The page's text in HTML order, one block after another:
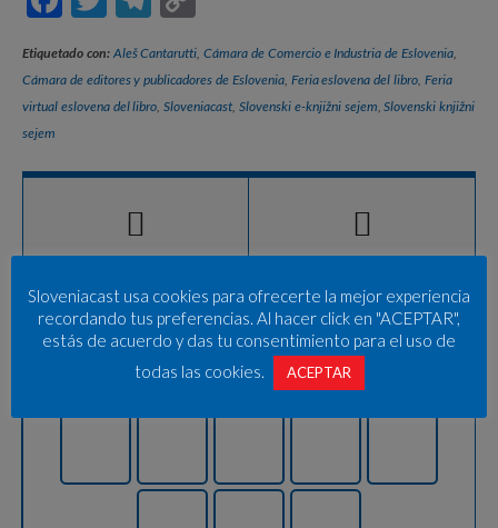
e
b
o
itt
er
e
gr
m
p
y
n
Etiquetado con: Aleš Cantarutti ,Cámara de Comercio e Industria de Eslovenia
Cámara de editores y publicadores de Eslovenia, Feria eslovena del libro Feria
virtual eslovena del libro ,Sloveniacast ,Slovenski e-knjižni sejem ,Slovenski knjižni
sejem
Sloveniacast usa cookies para ofrecerte la mejor experiencia
recordando tus preferencias. Al hacer click en "ACEPTAR",
estás de acuerdo y das tu consentimiento para el uso de
todas las cookies.
ACEPTAR